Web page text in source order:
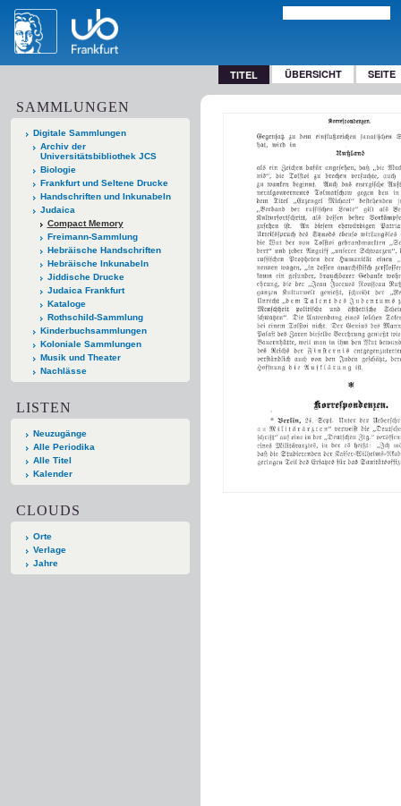
TITEL ÜBERSICHT SEITE
SAMMLUNGEN
Digitale Sammlungen
Archiv der
Universitätsbibliothek JCS
Biologie
Frankfurt und Seltene Drucke
Handschriften und Inkunabeln
Judaica
Compact Memory
Freimann-Sammlung
Hebräische Handschriften
Hebräische Inkunabeln
Jiddische Drucke
Judaica Frankfurt
Kataloge
Rothschild-Sammlung
Kinderbuchsammlungen
Koloniale Sammlungen
Musik und Theater
Nachlässe
LISTEN
Neuzugänge
Alle Periodika
Alle Titel
Kalender
CLOUDS
Orte
Verlage
Jahre